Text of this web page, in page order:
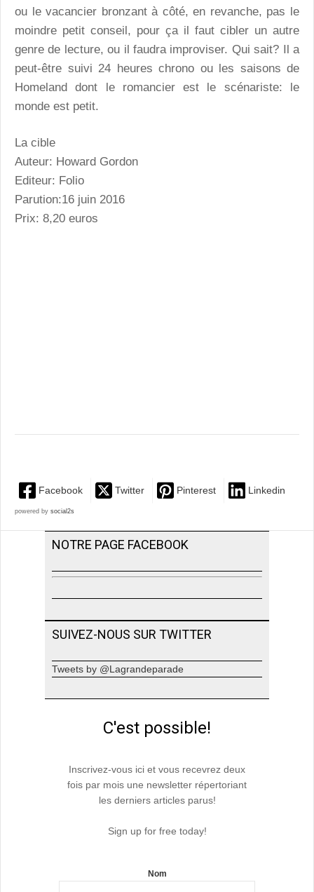
ou le vacancier bronzant à côté, en revanche, pas le
moindre petit conseil, pour ça il faut cibler un autre
genre de lecture, ou il faudra improviser. Qui sait? Il a
peut-être suivi 24 heures chrono ou les saisons de
Homeland dont le romancier est le scénariste: le
monde est petit.
La cible
Auteur: Howard Gordon
Editeur: Folio
Parution:16 juin 2016
Prix: 8,20 euros
Facebook Twitter Pinterest Linkedin
powered by social2s
NOTRE PAGE FACEBOOK
SUIVEZ-NOUS SUR TWITTER
Tweets by @Lagrandeparade
C'est possible!
Inscrivez-vous ici et vous recevrez deux
fois par mois une newsletter répertoriant
les derniers articles parus!
Sign up for free today!
Nom